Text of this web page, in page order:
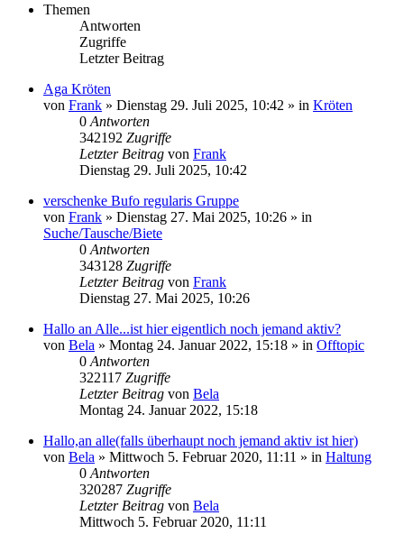
Themen
Antworten
Zugriffe
Letzter Beitrag
Aga Kröten
von Frank » Dienstag 29. Juli 2025, 10:42 » in Kröten
0 Antworten
342192 Zugriffe
Letzter Beitrag von Frank
Dienstag 29. Juli 2025, 10:42
verschenke Bufo regularis Gruppe
von Frank » Dienstag 27. Mai 2025, 10:26 » in
Suche/Tausche/Biete
0 Antworten
343128 Zugriffe
Letzter Beitrag von Frank
Dienstag 27. Mai 2025, 10:26
Hallo an Alle...ist hier eigentlich noch jemand aktiv?
von Bela » Montag 24. Januar 2022, 15:18 » in Offtopic
0 Antworten
322117 Zugriffe
Letzter Beitrag von Bela
Montag 24. Januar 2022, 15:18
Hallo,an alle(falls überhaupt noch jemand aktiv ist hier)
von Bela » Mittwoch 5. Februar 2020, 11:11 » in Haltung
0 Antworten
320287 Zugriffe
Letzter Beitrag von Bela
Mittwoch 5. Februar 2020, 11:11